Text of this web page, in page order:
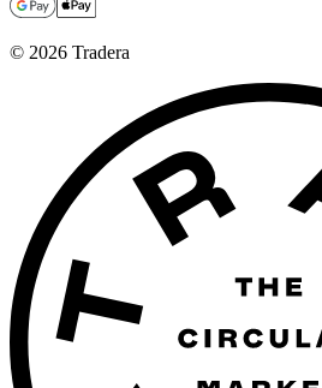
© 2026 Tradera